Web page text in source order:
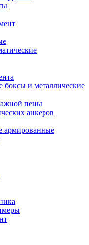
боксы и металлические
пены
анкеров
армированные